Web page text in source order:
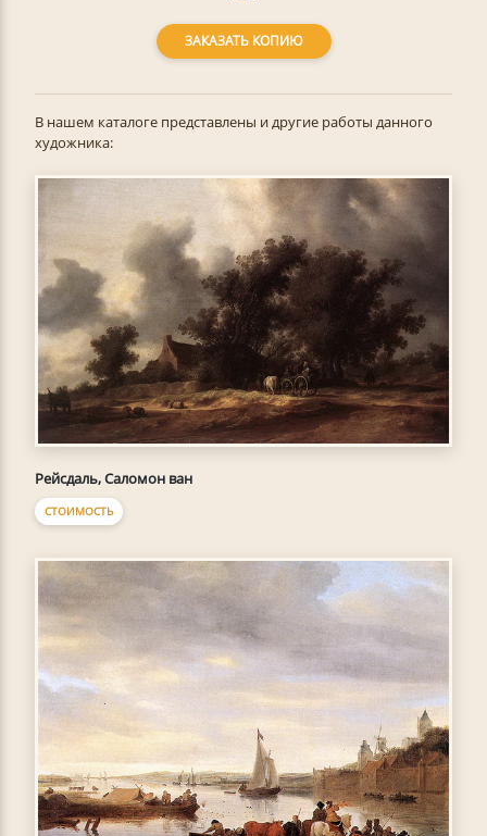
ЗАКАЗАТЬ КОПИЮ
В нашем каталоге представлены и другие работы данного
художника:
Рейсдаль, Саломон ван
СТОИМОСТЬ